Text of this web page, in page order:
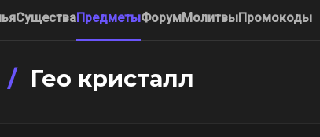
СуществаПредметыФорумМолитвыПромокоды
/ Гео кристалл